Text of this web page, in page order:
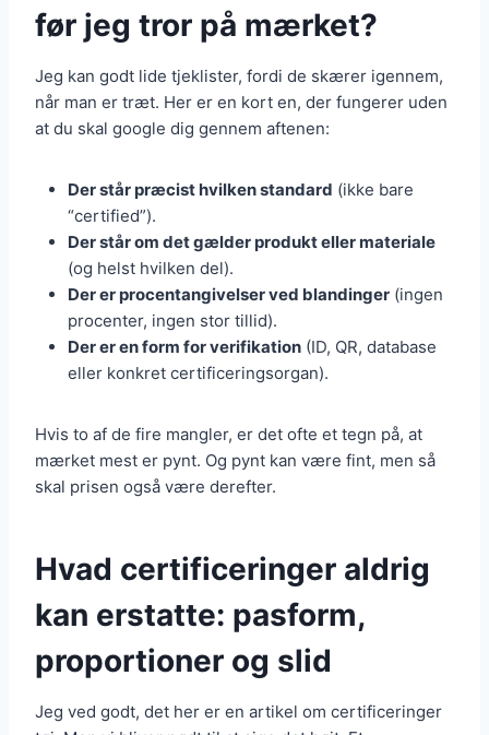
før jeg tror på mærket?
Jeg kan godt lide tjeklister, fordi de skærer igennem,
når man er træt. Her er en kort en, der fungerer uden
at du skal google dig gennem aftenen:
Der står præcist hvilken standard (ikke bare
“certified”).
Der står om det gælder produkt eller materiale
(og helst hvilken del).
Der er procentangivelser ved blandinger (ingen
procenter, ingen stor tillid).
Der er en form for verifikation (ID, QR, database
eller konkret certificeringsorgan).
Hvis to af de fire mangler, er det ofte et tegn på, at
mærket mest er pynt. Og pynt kan være fint, men så
skal prisen også være derefter.
Hvad certificeringer aldrig
kan erstatte: pasform,
proportioner og slid
Jeg ved godt, det her er en artikel om certificeringer